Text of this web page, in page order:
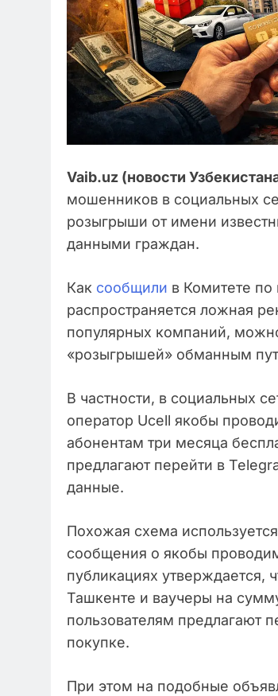
Vaib.uz (новости
мошенников в социальных
розыгрыши от имени
данными граждан.
Как сообщили в Комитете по
распространяется ложная
популярных компаний,
«розыгрышей» обманным
В частности, в социальных
оператор Ucell якобы
абонентам три месяца
предлагают перейти в
данные.
Похожая схема
сообщения о якобы
публикациях утверждается,
Ташкенте и ваучеры на
пользователям предлагают
покупке.
При этом на подобные